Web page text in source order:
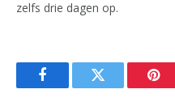
zelfs drie dagen op.
FacebookTwitter